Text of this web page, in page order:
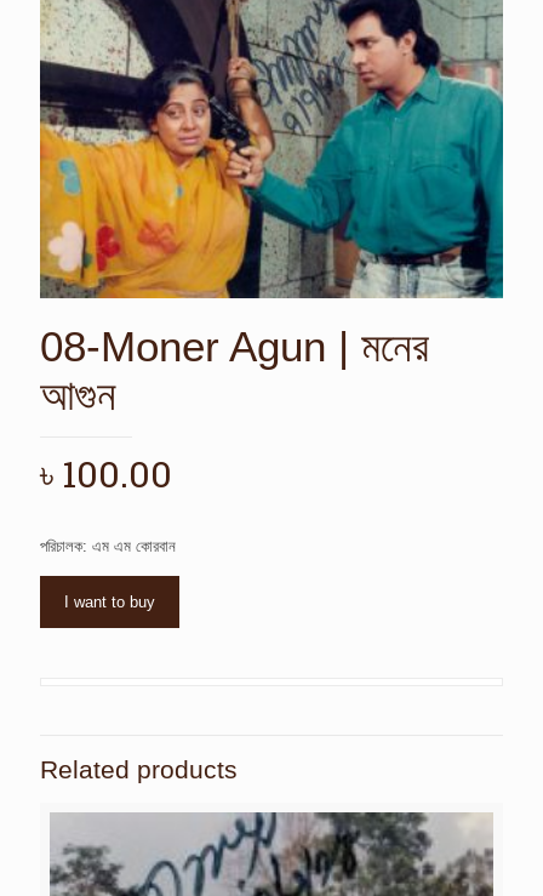
08-Moner Agun | মনের
আগুন
৳ 100.00
পরিচালক: এম এম কোরবান
I want to buy
Related products